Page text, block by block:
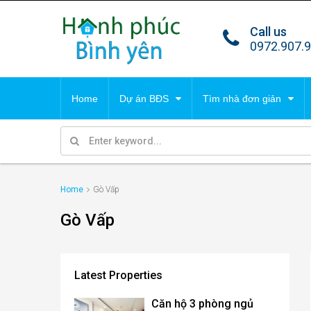
Call us
Home Dự án BĐS Tìm nhà đơn giản
TIN TỔNG HỢP
Tất cả tin
DỰ
Home Gò Vấp
Gò Vấp
Latest Properties
Căn hộ 3 phòng ngủ
TIN TỔNG HỢP
Tất cả tin Villa